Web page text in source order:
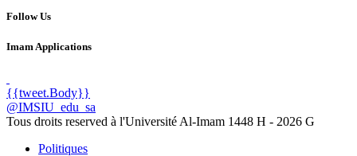
Follow Us
Imam Applications
{{tweet.Body}}
@IMSIU_edu_sa
Tous droits reserved à l'Université Al-Imam 1448 H - 2026 G
Politiques